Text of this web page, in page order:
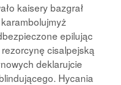
kaisery bazgrał
epilując
cisalpejską
deklarujcie
Hycania